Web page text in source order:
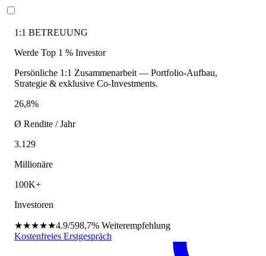
1:1 BETREUUNG
Werde Top 1 % Investor
Persönliche 1:1 Zusammenarbeit — Portfolio-Aufbau,
Strategie & exklusive Co-Investments.
26,8%
Ø Rendite / Jahr
3.129
Millionäre
100K+
Investoren
★★★★★4.9/598,7% Weiterempfehlung
Kostenfreies Erstgespräch